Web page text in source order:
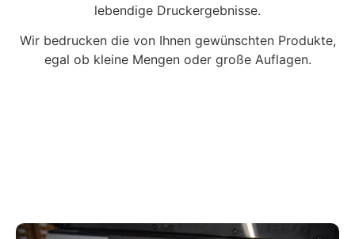
lebendige Druckergebnisse.
Wir bedrucken die von Ihnen gewünschten Produkte,
egal ob kleine Mengen oder große Auflagen.